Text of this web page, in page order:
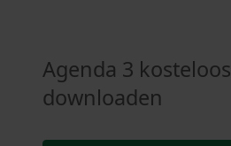
Agenda 3 kosteloos
downloaden